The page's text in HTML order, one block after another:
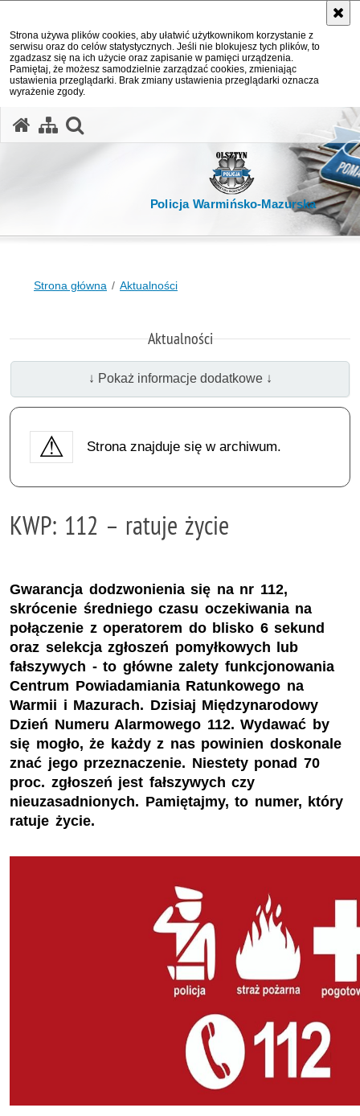
Strona używa plików cookies, aby ułatwić użytkownikom korzystanie z
serwisu oraz do celów statystycznych. Jeśli nie blokujesz tych plików, to
zgadzasz się na ich użycie oraz zapisanie w pamięci urządzenia.
Pamiętaj, że możesz samodzielnie zarządzać cookies, zmieniając
ustawienia przeglądarki. Brak zmiany ustawienia przeglądarki oznacza
wyrażenie zgody.
Policja Warmińsko-Mazurska
Strona główna Aktualności
Aktualności
↓ Pokaż informacje dodatkowe ↓
Strona znajduje się w archiwum.
KWP: 112 – ratuje życie
Gwarancja dodzwonienia się na nr 112,
skrócenie średniego czasu oczekiwania na
połączenie z operatorem do blisko 6 sekund
oraz selekcja zgłoszeń pomyłkowych lub
fałszywych - to główne zalety funkcjonowania
Centrum Powiadamiania Ratunkowego na
Warmii i Mazurach. Dzisiaj Międzynarodowy
Dzień Numeru Alarmowego 112. Wydawać by
się mogło, że każdy z nas powinien doskonale
znać jego przeznaczenie. Niestety ponad 70
proc. zgłoszeń jest fałszywych czy
nieuzasadnionych. Pamiętajmy, to numer, który
ratuje życie.